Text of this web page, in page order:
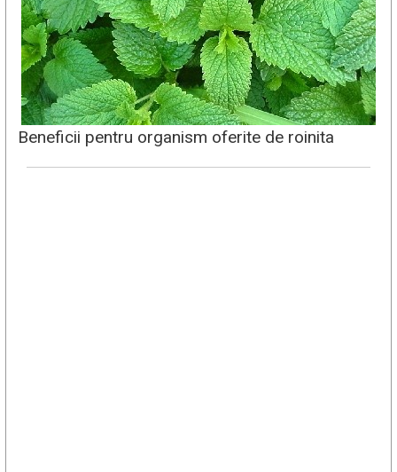
Beneficii pentru organism oferite de roinita